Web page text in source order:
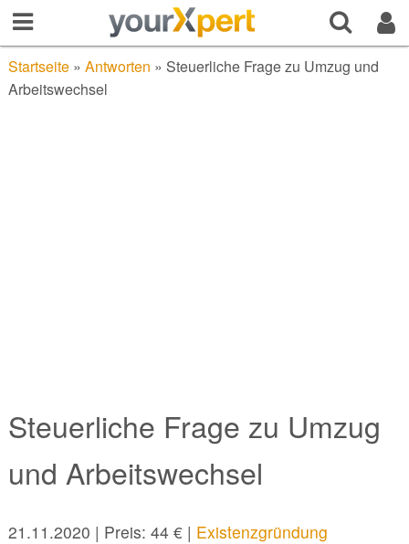
Startseite» Antworten » Steuerliche Frage zu Umzug und
Arbeitswechsel
Steuerliche Frage zu Umzug
und Arbeitswechsel
21.11.2020 | Preis: 44 € | Existenzgründung